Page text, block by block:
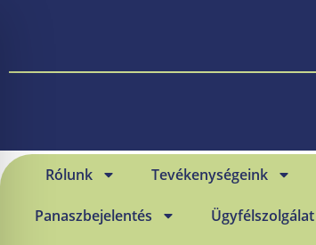
Rólunk Tevékenységeink
Panaszbejelentés Ügyfélszolgálat